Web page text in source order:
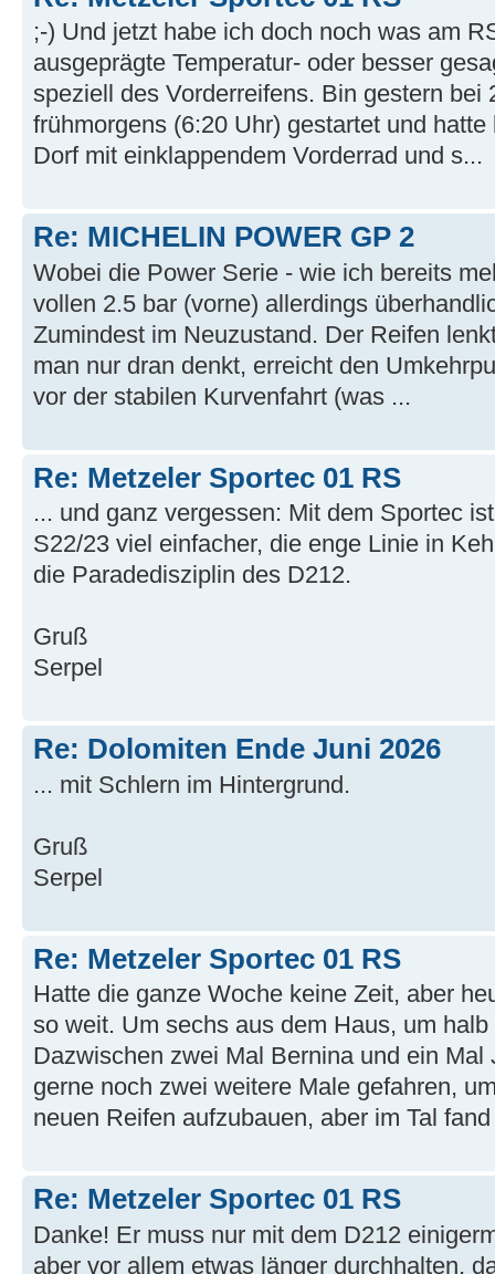
;-) Und jetzt habe ich doch noch was am
ausgeprägte Temperatur- oder besser
speziell des Vorderreifens. Bin gestern bei
frühmorgens (6:20 Uhr) gestartet und
Dorf mit einklappendem Vorderrad und s...
Re: MICHELIN POWER GP 2
Wobei die Power Serie - wie ich bereits
vollen 2.5 bar (vorne) allerdings
Zumindest im Neuzustand. Der Reifen
man nur dran denkt, erreicht den
vor der stabilen Kurvenfahrt (was ...
Re: Metzeler Sportec 01 RS
... und ganz vergessen: Mit dem Sportec
S22/23 viel einfacher, die enge Linie in
die Paradedisziplin des D212.
Gruß
Serpel
Re: Dolomiten Ende Juni 2026
... mit Schlern im Hintergrund.
Gruß
Serpel
Re: Metzeler Sportec 01 RS
Hatte die ganze Woche keine Zeit, aber
so weit. Um sechs aus dem Haus, um
Dazwischen zwei Mal Bernina und ein Mal
gerne noch zwei weitere Male gefahren,
neuen Reifen aufzubauen, aber im Tal
Re: Metzeler Sportec 01 RS
Danke! Er muss nur mit dem D212
aber vor allem etwas länger durchhalten,